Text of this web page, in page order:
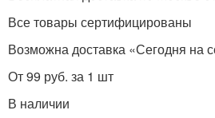
Все товары сертифицированы
Возможна доставка «Сегодня на
От 99 руб. за 1 шт
В наличии